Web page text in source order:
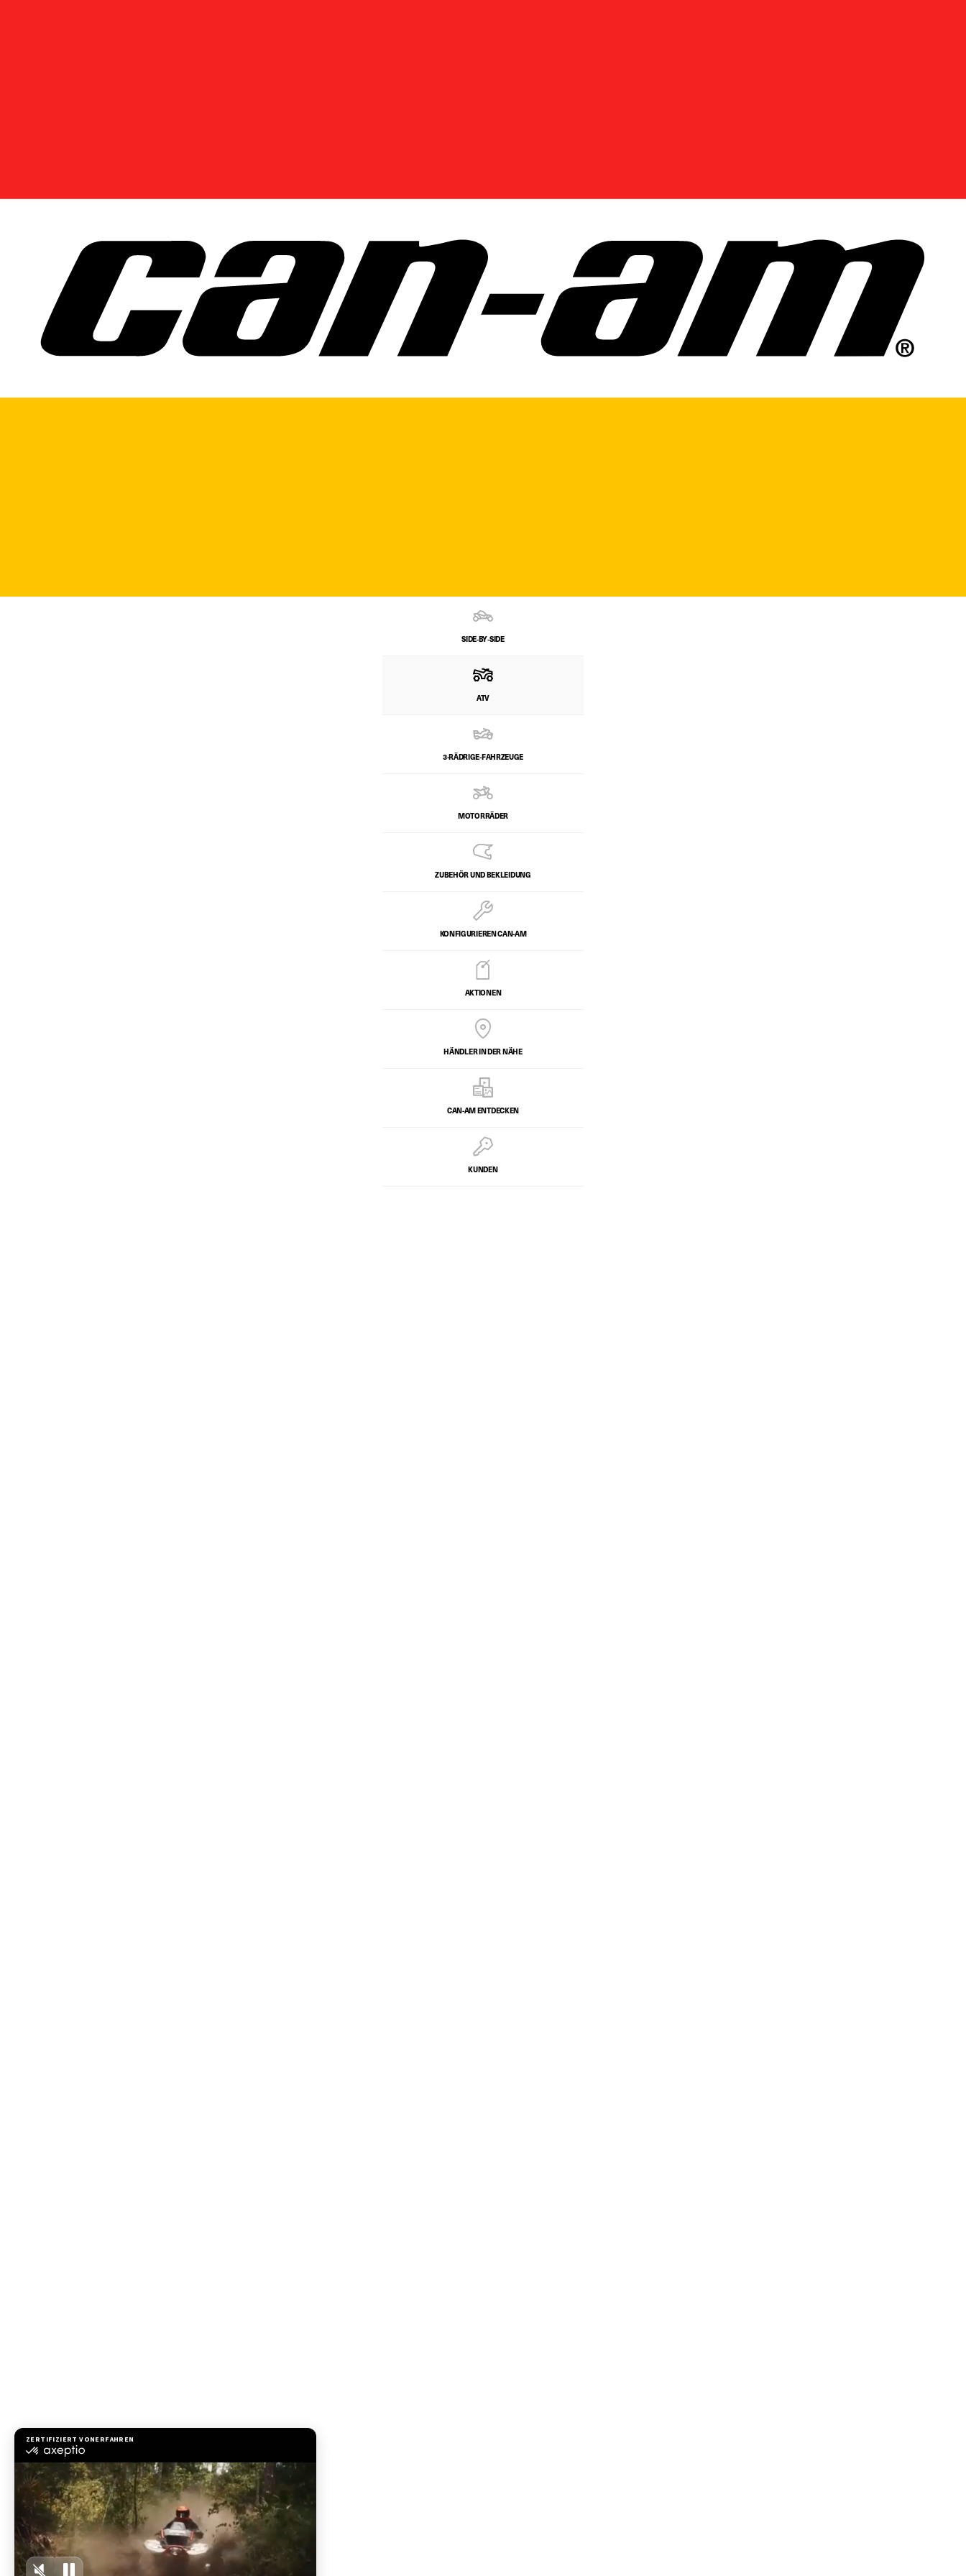
SIDE‑BY‑SIDE
ATV
3-RÄDRIGE-FAHRZEUGE
MOTORRÄDER
ZUBEHÖR UND BEKLEIDUNG
KONFIGURIEREN CAN-AM
AKTIONEN
HÄNDLER IN DER NÄHE
CAN-AM ENTDECKEN
KUNDEN